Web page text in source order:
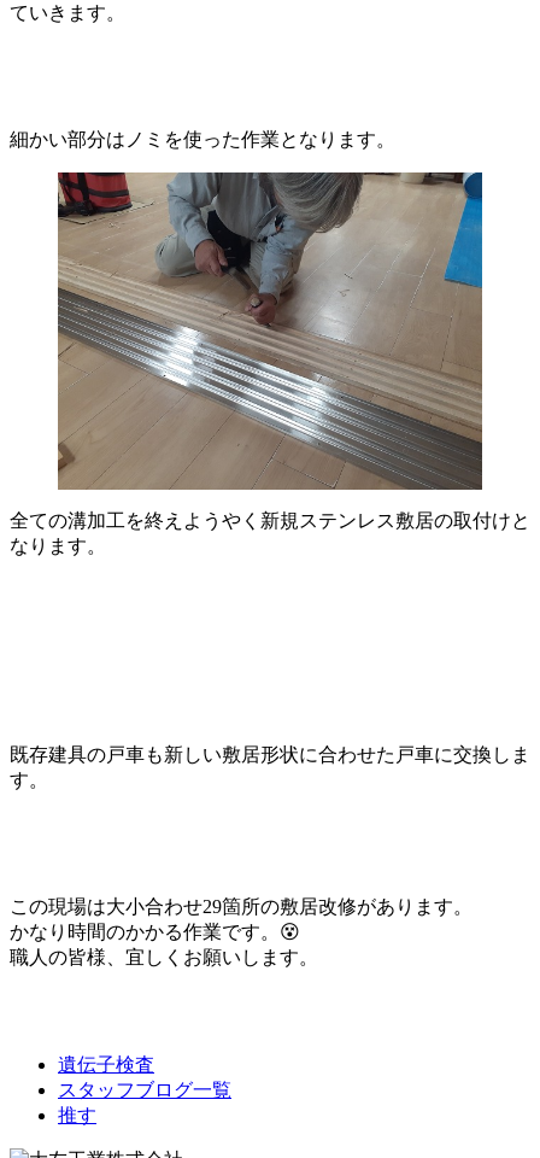
ていきます。
細かい部分はノミを使った作業となります。
全ての溝加工を終えようやく新規ステンレス敷居の取付けと
なります。
既存建具の戸車も新しい敷居形状に合わせた戸車に交換しま
す。
この現場は大小合わせ29箇所の敷居改修があります。
かなり時間のかかる作業です。😵
職人の皆様、宜しくお願いします。
遺伝子検査
スタッフブログ一覧
推す